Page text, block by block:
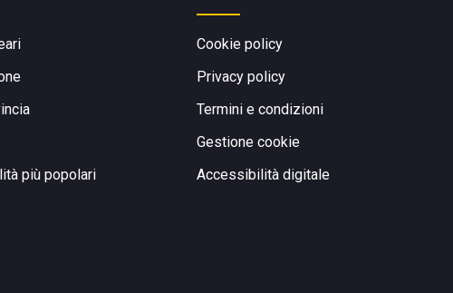
più popolari
Cookie policy
Privacy policy
Termini e condizioni
Gestione cookie
Accessibilità digitale